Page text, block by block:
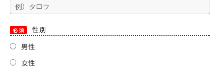
必須
性別
男性
女性